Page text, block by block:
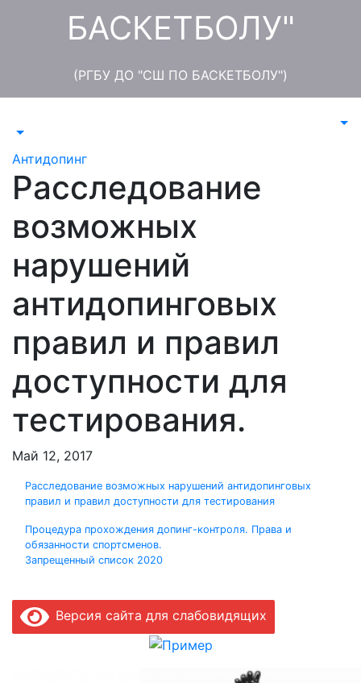
БАСКЕТБОЛУ"
(РГБУ ДО "СШ ПО БАСКЕТБОЛУ")
Антидопинг
Расследование
возможных
нарушений
антидопинговых
правил и правил
доступности для
тестирования.
Май 12, 2017
Расследование возможных нарушений антидопинговых
правил и правил доступности для тестирования
Навигация
по
записям
Процедура прохождения допинг-контроля. Права и
обязанности спортсменов.
Запрещенный список 2020
Версия сайта для слабовидящих